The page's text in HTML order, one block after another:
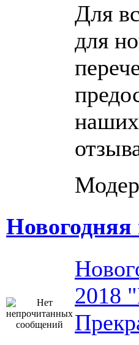
Для
для
Новогодняя
2018